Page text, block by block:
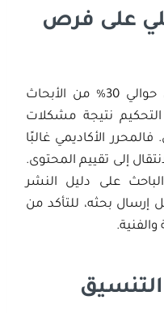
على فرص
تُظهر الإحصاءات الأكاديمية أن حوالي 30% من الأبحاث
نتيجة مشكلات
الأكاديمي غالبًا
إلى تقييم المحتوى.
على دليل النشر
بحثه، للتأكد من